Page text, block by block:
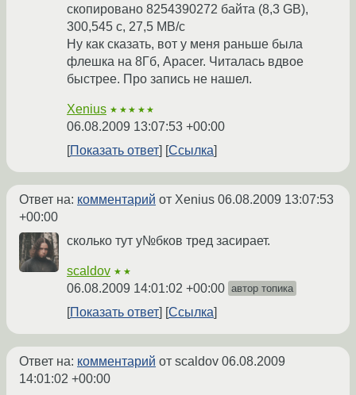
скопировано 8254390272 байта (8,3 GB),
300,545 c, 27,5 MB/c
Ну как сказать, вот у меня раньше была
флешка на 8Гб, Apacer. Читалась вдвое
быстрее. Про запись не нашел.
Xenius ★★★★★
06.08.2009 13:07:53 +00:00
Показать ответ
Ссылка
Ответ на: комментарий от Xenius 06.08.2009 13:07:53
+00:00
сколько тут у№бков тред засирает.
scaldov ★★
06.08.2009 14:01:02 +00:00 автор топика
Показать ответ Ссылка
Ответ на: комментарий от scaldov 06.08.2009
14:01:02 +00:00